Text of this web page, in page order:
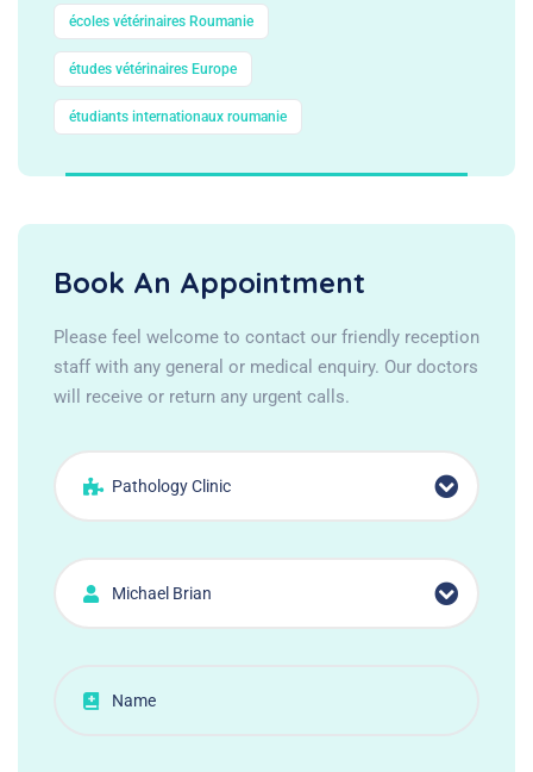
écoles vétérinaires Roumanie
études vétérinaires Europe
étudiants internationaux roumanie
Book An Appointment
Please feel welcome to contact our friendly reception
staff with any general or medical enquiry. Our doctors
will receive or return any urgent calls.
Pathology Clinic
Michael Brian